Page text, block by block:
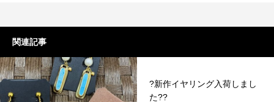
関連記事
?新作イヤリング入荷しまし
た??